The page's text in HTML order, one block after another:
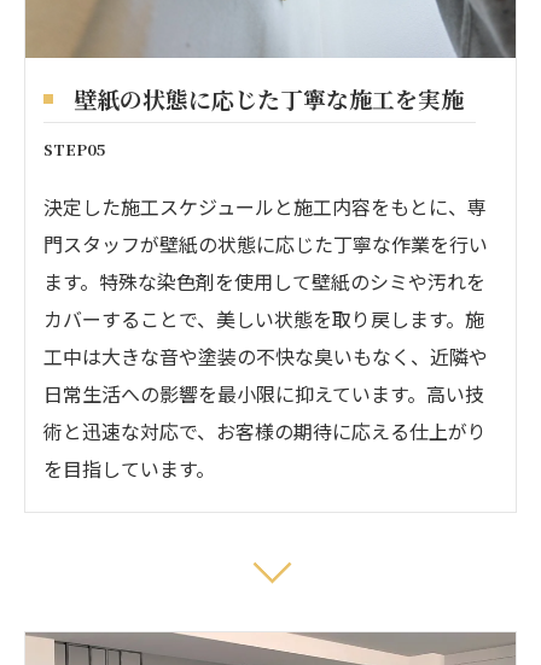
壁紙の状態に応じた丁寧な施工を実施
STEP05
決定した施工スケジュールと施工内容をもとに、専
門スタッフが壁紙の状態に応じた丁寧な作業を行い
ます。特殊な染色剤を使用して壁紙のシミや汚れを
カバーすることで、美しい状態を取り戻します。施
工中は大きな音や塗装の不快な臭いもなく、近隣や
日常生活への影響を最小限に抑えています。高い技
術と迅速な対応で、お客様の期待に応える仕上がり
を目指しています。